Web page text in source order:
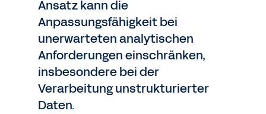
Ansatz kann die
Anpassungsfähigkeit bei
unerwarteten analytischen
Anforderungen einschränken,
insbesondere bei der
Verarbeitung unstrukturierter
Daten.